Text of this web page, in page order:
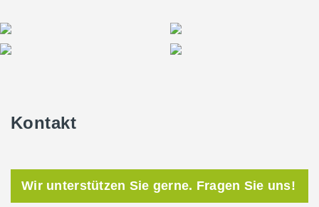
Kontakt
Wir unterstützen Sie gerne. Fragen Sie uns!